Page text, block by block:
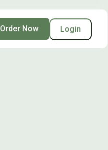
Login
Order Now